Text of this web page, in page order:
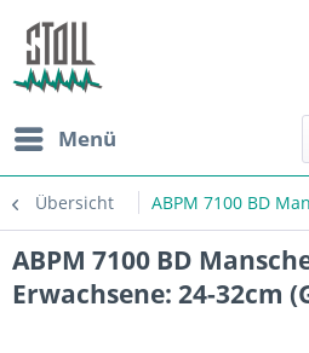
Menü
Übersicht ABPM 7100 BD
ABPM 7100 BD
Erwachsene: 24-32cm